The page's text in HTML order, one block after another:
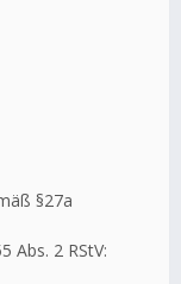
§27a
Abs. 2 RStV: